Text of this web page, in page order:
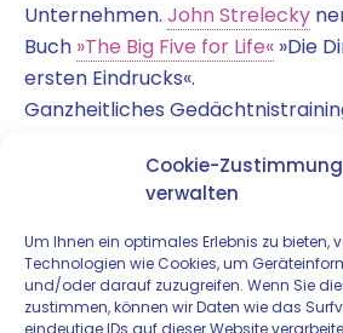
Cookie-Zustimmung
verwalten
Um Ihnen ein optimales Erlebnis zu bieten,
Technologien wie Cookies, um
und/oder darauf zuzugreifen. Wenn Sie
zustimmen, können wir Daten wie das
eindeutige IDs auf dieser Website
Unter­neh­men. John Strelecky
Buch »The Big Five for Life« »Die
ersten Eindrucks«.
Ganz­heit­li­ches
auch den Erfolg eines gan­zen
Ich möch­te Sie inspi­rie­ren, Ihnen
anbie­ten, Sie zum Erfolg führen.